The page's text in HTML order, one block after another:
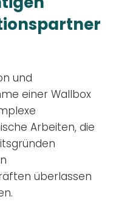
artner
und
einer Wallbox
Arbeiten, die
überlassen